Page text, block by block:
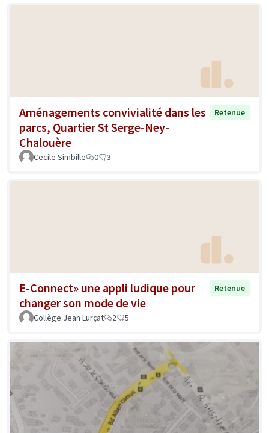
Aménagements convivialité dans les
parcs, Quartier St Serge-Ney-
Chalouère
Retenue
Cecile Simbille 0 3
E-Connect» une appli ludique pour
changer son mode de vie
Retenue
Collège Jean Lurçat 2 5